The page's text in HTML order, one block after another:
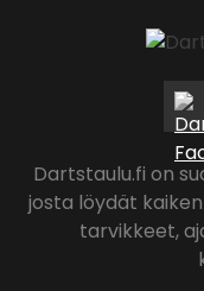
Dartstaulu.fi on
josta löydät
tarvikkeet,